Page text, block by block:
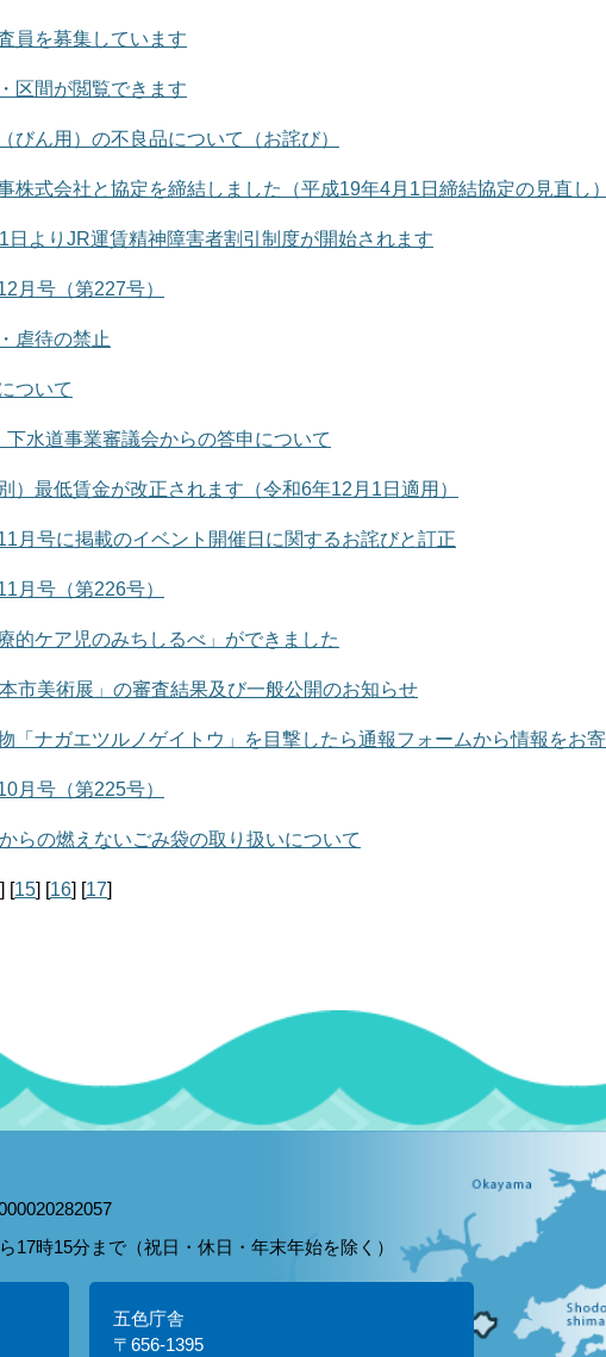
員を募集しています
区間が閲覧できます
びん用）の不良品について（お詫び）
株式会社と協定を締結しました（平成19年4月1日締結協定の見直し
日よりJR運賃精神障害者割引制度が開始されます
月号（第227号）
虐待の禁止
ついて
水道事業審議会からの答申について
）最低賃金が改正されます（令和6年12月1日適用）
月号に掲載のイベント開催日に関するお詫びと訂正
月号（第226号）
的ケア児のみちしるべ」ができました
本市美術展」の審査結果及び一般公開のお知らせ
「ナガエツルノゲイトウ」を目撃したら通報フォームから情報をお
月号（第225号）
らの燃えないごみ袋の取り扱いについて
] [15] [16] [17]
17時15分まで（祝日・休日・年末年始を除く）
五色庁舎
〒656-1395